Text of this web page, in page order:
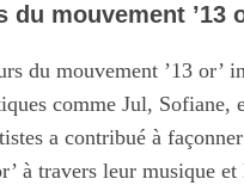
du mouvement ’13
du mouvement ’13 or’
comme Jul, Sofiane,
a contribué à façonner
à travers leur musique